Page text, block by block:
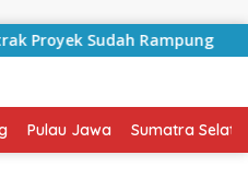
Rampung Bulan
Pulau Jawa Sumatra